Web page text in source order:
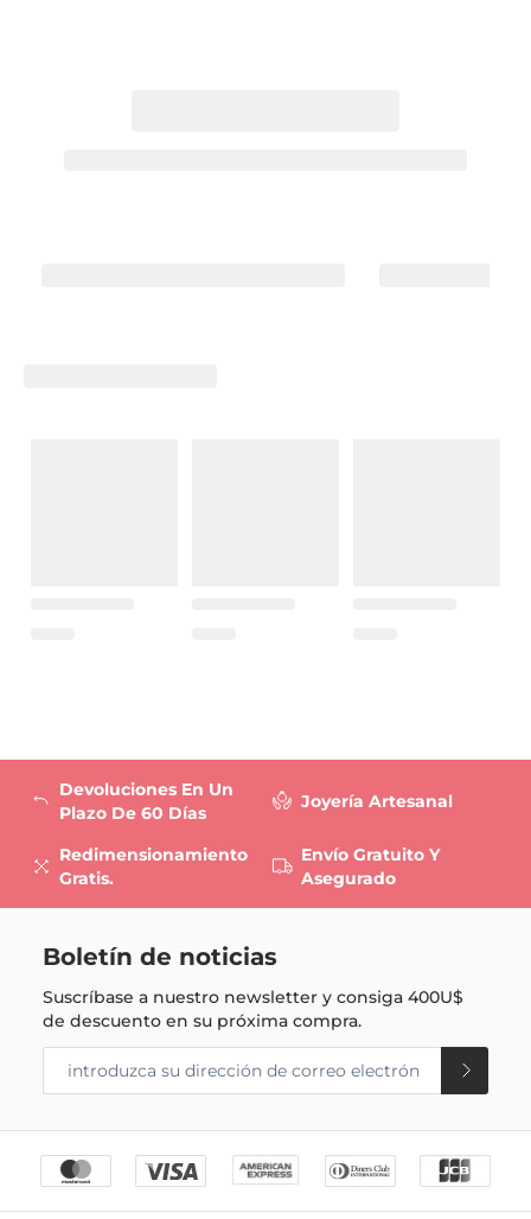
Devoluciones En Un
Plazo De 60 Días
Redimensionamiento
Gratis.
Joyería Artesanal
Envío Gratuito Y
Asegurado
Boletín de noticias
Suscríbase a nuestro newsletter y consiga400U$
de descuento en su próxima compra.